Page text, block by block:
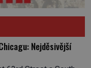
Nejděsivější